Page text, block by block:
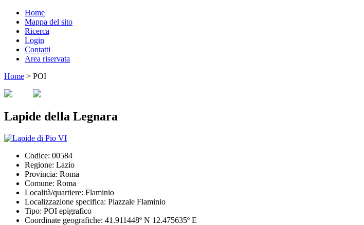
Home
Mappa del sito
Ricerca
Login
Contatti
Area riservata
Home > POI
Lapide della Legnara
Codice: 00584
Regione: Lazio
Provincia: Roma
Comune: Roma
Località/quartiere: Flaminio
Localizzazione specifica: Piazzale Flaminio
Tipo: POI epigrafico
Coordinate geografiche: 41.911448º N 12.475635º E